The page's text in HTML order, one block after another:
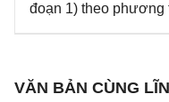
đoạn 1) theo
VĂN BẢN CÙNG